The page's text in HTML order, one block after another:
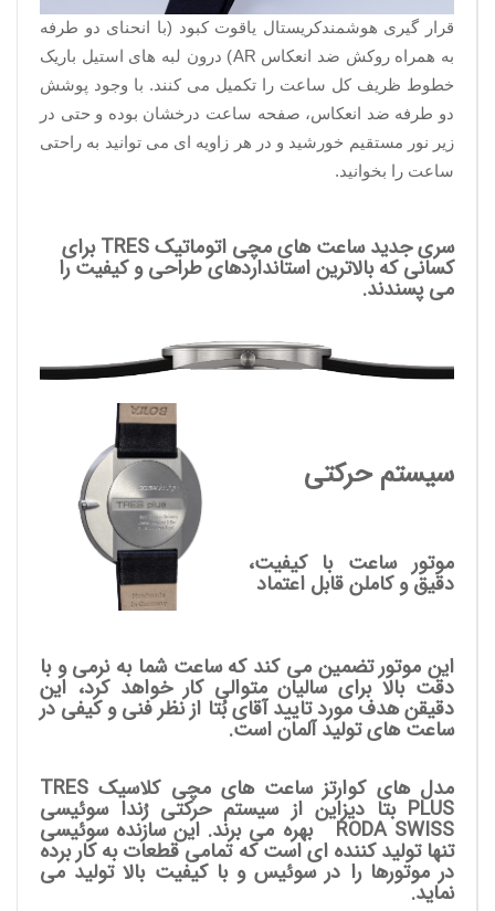
قرار گیری هوشمندکریستال یاقوت کبود (با انحنای دو طرفه
به همراه روکش ضد انعکاس AR) درون لبه های استیل باریک
خطوط ظریف کل ساعت را تکمیل می کنند. با وجود پوشش
دو طرفه ضد انعکاس، صفحه ساعت درخشان بوده و حتی در
زیر نور مستقیم خورشید و در هر زاویه ای می توانید به راحتی
ساعت را بخوانید.
سری جدید ساعت های مچی اتوماتیک TRES برای
کسانی که بالاترین استانداردهای طراحی و کیفیت را
می پسندند.
سیستم حرکتی
موتور ساعت با کیفیت،
دقیق و کاملن قابل اعتماد
این موتور تضمین می کند که ساعت شما به نرمی و با
دقت بالا برای سالیان متوالی کار خواهد کرد، این
دقیقن هدف مورد تایید آقای بُتا از نظر فنی و کیفی در
ساعت های تولید آلمان است.
مدل های کوارتز ساعت های مچی کلاسیک TRES
PLUS بتا دیزاین از سیستم حرکتی رُندا سوئیسی
RODA SWISS بهره می برند. این سازنده سوئیسی
تنها تولید کننده ای است که تمامی قطعات به کار برده
در موتورها را در سوئیس و با کیفیت بالا تولید می
نماید.